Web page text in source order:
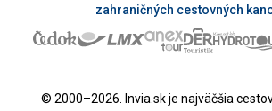
zahraničných cestovných
© 2000–2026. Invia.sk je najväčšia